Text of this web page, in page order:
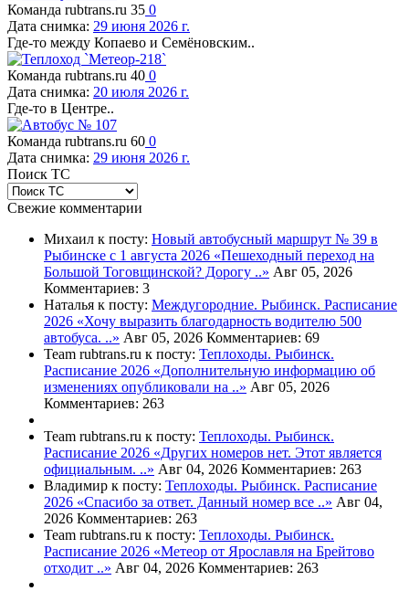
Команда rubtrans.ru 35 0
Дата снимка: 29 июня 2026 г.
Где-то между Копаево и Семёновским..
Команда rubtrans.ru 40 0
Дата снимка: 20 июля 2026 г.
Где-то в Центре..
Команда rubtrans.ru 60 0
Дата снимка: 29 июня 2026 г.
Поиск ТС
Свежие комментарии
Михаил к посту: Новый автобусный маршрут № 39 в
Рыбинске с 1 августа 2026 «Пешеходный переход на
Большой Тоговщинской? Дорогу ..» Авг 05, 2026
Комментариев: 3
Наталья к посту: Междугородние. Рыбинск. Расписание
2026 «Хочу выразить благодарность водителю 500
автобуса. ..» Авг 05, 2026 Комментариев: 69
Team rubtrans.ru к посту: Теплоходы. Рыбинск.
Расписание 2026 «Дополнительную информацию об
изменениях опубликовали на ..» Авг 05, 2026
Комментариев: 263
Team rubtrans.ru к посту: Теплоходы. Рыбинск.
Расписание 2026 «Других номеров нет. Этот является
официальным. ..» Авг 04, 2026 Комментариев: 263
Владимир к посту: Теплоходы. Рыбинск. Расписание
2026 «Спасибо за ответ. Данный номер все ..» Авг 04,
2026 Комментариев: 263
Team rubtrans.ru к посту: Теплоходы. Рыбинск.
Расписание 2026 «Метеор от Ярославля на Брейтово
отходит ..» Авг 04, 2026 Комментариев: 263